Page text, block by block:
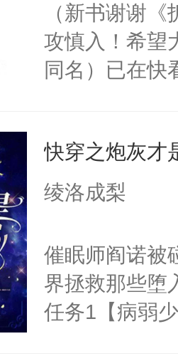
（新书谢谢
攻慎入！希望
同名）已在快
成为所有白莲
I，他们决定
莲花可不止有
点脑袋，看着
常见问题一：
教科书版：“
快穿之炮灰才
绫洛成梨
催眠师阎诺被
界拯救那些堕
任务1【病弱